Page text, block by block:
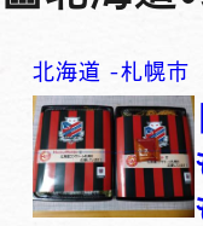
北海道 -札幌市